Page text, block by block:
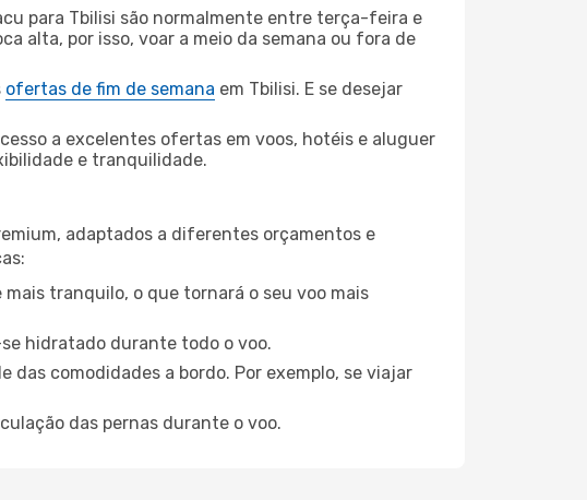
para Tbilisi são normalmente entre terça-feira e
alta, por isso, voar a meio da semana ou fora de
ofertas de fim de semana em Tbilisi. E se desejar
a excelentes ofertas em voos, hotéis e aluguer
e tranquilidade.
adaptados a diferentes orçamentos e
tranquilo, o que tornará o seu voo mais
hidratado durante todo o voo.
das comodidades a bordo. Por exemplo, se viajar
das pernas durante o voo.